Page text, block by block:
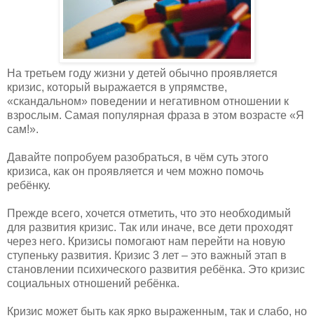
На третьем году жизни у детей обычно проявляется
кризис, который выражается в упрямстве,
«скандальном» поведении и негативном отношении к
взрослым. Самая популярная фраза в этом возрасте «Я
сам!».
Давайте попробуем разобраться, в чём суть этого
кризиса, как он проявляется и чем можно помочь
ребёнку.
Прежде всего, хочется отметить, что это необходимый
для развития кризис. Так или иначе, все дети проходят
через него. Кризисы помогают нам перейти на новую
ступеньку развития. Кризис 3 лет – это важный этап в
становлении психического развития ребёнка. Это кризис
социальных отношений ребёнка.
Кризис может быть как ярко выраженным, так и слабо, но